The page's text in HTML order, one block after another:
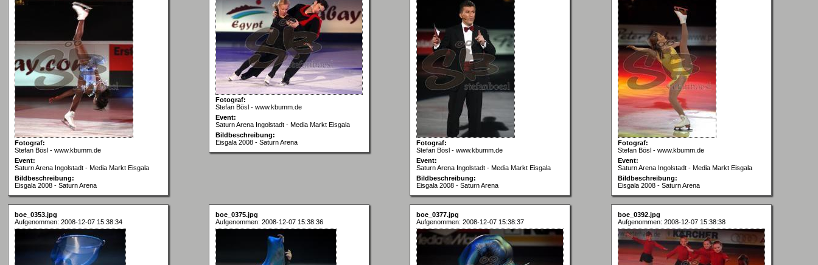
Fotograf:
Stefan Bösl - www.kbumm.de
Event:
Saturn Arena Ingolstadt - Media Markt Eisgala
Bildbeschreibung:
Eisgala 2008 - Saturn Arena
Fotograf:
Stefan Bösl - www.kbumm.de
Event:
Saturn Arena Ingolstadt - Media Markt Eisgala
Bildbeschreibung:
Eisgala 2008 - Saturn Arena
Fotograf:
Stefan Bösl - www.kbumm.de
Event:
Saturn Arena Ingolstadt - Media Markt Eisgala
Bildbeschreibung:
Eisgala 2008 - Saturn Arena
Fotograf:
Stefan Bösl - www.kbumm.de
Event:
Saturn Arena Ingolstadt - Media Markt Eisgala
Bildbeschreibung:
Eisgala 2008 - Saturn Arena
boe_0353.jpg
Aufgenommen: 2008-12-07 15:38:34
boe_0375.jpg
Aufgenommen: 2008-12-07 15:38:36
boe_0377.jpg
Aufgenommen: 2008-12-07 15:38:37
boe_0392.jpg
Aufgenommen: 2008-12-07 15:38:38